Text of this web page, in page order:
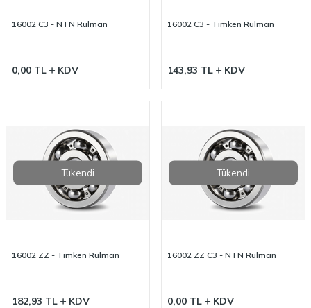
16002 C3 - NTN Rulman
0,00 TL KDV
16002 C3 - Timken Rulman
143,93 TL KDV
Tükendi
16002 ZZ - Timken Rulman
182,93 TL KDV
Tükendi
16002 ZZ C3 - NTN Rulman
0,00 TL KDV